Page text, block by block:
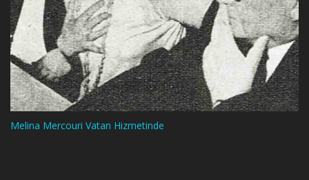
Melina Mercouri Vatan Hizmetinde